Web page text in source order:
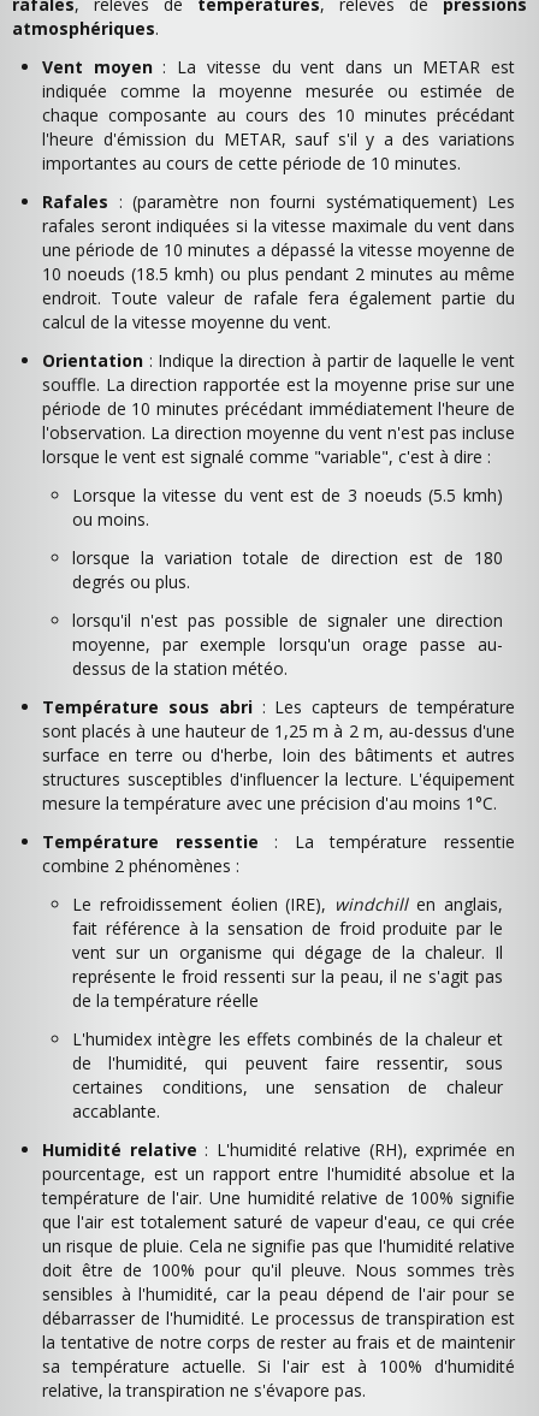
atmosphériques.
Vent moyen: La vitesse du vent dans un METAR est
indiquée comme la moyenne mesurée ou estimée de
chaque composante au cours des 10 minutes précédant
l'heure d'émission du METAR, sauf s'il y a des variations
importantes au cours de cette période de 10 minutes.
Rafales : (paramètre non fourni systématiquement) Les
rafales seront indiquées si la vitesse maximale du vent dans
une période de 10 minutes a dépassé la vitesse moyenne de
10 noeuds (18.5 kmh) ou plus pendant 2 minutes au même
endroit. Toute valeur de rafale fera également partie du
calcul de la vitesse moyenne du vent.
Orientation : Indique la direction à partir de laquelle le vent
souffle. La direction rapportée est la moyenne prise sur une
période de 10 minutes précédant immédiatement l'heure de
l'observation. La direction moyenne du vent n'est pas incluse
lorsque le vent est signalé comme "variable", c'est à dire :
Lorsque la vitesse du vent est de 3 noeuds (5.5 kmh)
ou moins.
lorsque la variation totale de direction est de 180
degrés ou plus.
lorsqu'il n'est pas possible de signaler une direction
moyenne, par exemple lorsqu'un orage passe au-
dessus de la station météo.
Température sous abri: Les capteurs de température
sont placés à une hauteur de 1,25 m à 2 m, au-dessus d'une
surface en terre ou d'herbe, loin des bâtiments et autres
structures susceptibles d'influencer la lecture. L'équipement
mesure la température avec une précision d'au moins 1°C.
Température ressentie : La température ressentie
combine 2 phénomènes :
Le refroidissement éolien (IRE), windchillen anglais,
fait référence à la sensation de froid produite par le
vent sur un organisme qui dégage de la chaleur. Il
représente le froid ressenti sur la peau, il ne s'agit pas
de la température réelle
L'humidex intègre les effets combinés de la chaleur et
de l'humidité, qui peuvent faire ressentir, sous
certaines conditions, une sensation de chaleur
accablante.
Humidité relative : L'humidité relative (RH), exprimée en
pourcentage, est un rapport entre l'humidité absolue et la
température de l'air. Une humidité relative de 100% signifie
que l'air est totalement saturé de vapeur d'eau, ce qui crée
un risque de pluie. Cela ne signifie pas que l'humidité relative
doit être de 100% pour qu'il pleuve. Nous sommes très
sensibles à l'humidité, car la peau dépend de l'air pour se
débarrasser de l'humidité. Le processus de transpiration est
la tentative de notre corps de rester au frais et de maintenir
sa température actuelle. Si l'air est à 100% d'humidité
relative, la transpiration ne s'évapore pas.